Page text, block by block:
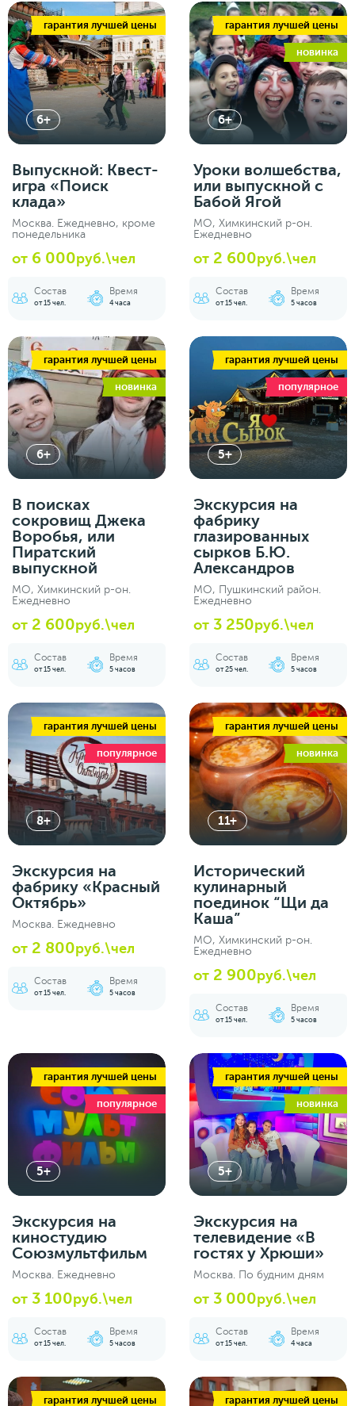
гарантия лучшей цены
6+
Выпускной: Квест-
игра «Поиск
клада»
Москва. Ежедневно, кроме
понедельника
от 6 000руб.\чел
Состав
от 15 чел.
Время
4 часа
гарантия лучшей цены
новинка
6+
Уроки волшебства,
или выпускной с
Бабой Ягой
МО, Химкинский р-он.
Ежедневно
от 2 600руб.\чел
Состав
от 15 чел.
Время
5 часов
гарантия лучшей цены
новинка
6+
В поисках
сокровищ Джека
Воробья, или
Пиратский
выпускной
МО, Химкинский р-он.
Ежедневно
от 2 600руб.\чел
Состав
от 15 чел.
Время
5 часов
гарантия лучшей цены
популярное
5+
Экскурсия на
фабрику
глазированных
сырков Б.Ю.
Александров
МО, Пушкинский район.
Ежедневно
от 3 250руб.\чел
Состав
от 25 чел.
Время
5 часов
гарантия лучшей цены
популярное
8+
Экскурсия на
фабрику «Красный
Октябрь»
Москва. Ежедневно
от 2 800руб.\чел
Состав
от 15 чел.
Время
5 часов
гарантия лучшей цены
новинка
11+
Исторический
кулинарный
поединок “Щи да
Каша”
МО, Химкинский р-он.
Ежедневно
от 2 900руб.\чел
Состав
от 15 чел.
Время
5 часов
гарантия лучшей цены
популярное
5+
Экскурсия на
киностудию
Союзмультфильм
Москва. Ежедневно
от 3 100руб.\чел
Состав
от 15 чел.
Время
5 часов
гарантия лучшей цены
новинка
5+
Экскурсия на
телевидение «В
гостях у Хрюши»
Москва. По будним дням
от 3 000руб.\чел
Состав
от 15 чел.
Время
4 часа
гарантия лучшей цены гарантия лучшей цены